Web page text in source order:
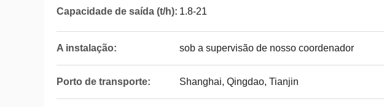
Capacidade de saída (t/h): 1.8-21
A instalação: sob a supervisão de nosso coordenador
Porto de transporte: Shanghai, Qingdao, Tianjin